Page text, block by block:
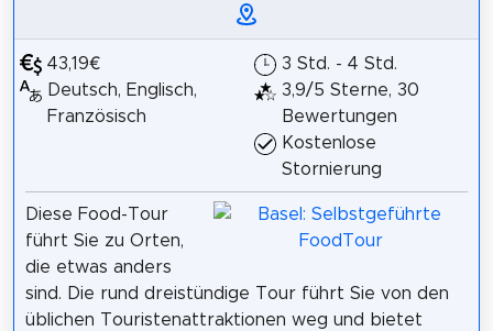
43,19€
Deutsch, Englisch,
Französisch
3 Std. - 4 Std.
3,9/5 Sterne, 30
Bewertungen
Kostenlose
Stornierung
Diese Food-Tour
führt Sie zu Orten,
die etwas anders
sind. Die rund dreistündige Tour führt Sie von den
üblichen Touristenattraktionen weg und bietet